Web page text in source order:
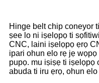
Hinge belt chip coneyor
ṣee lo ni iṣelọpọ ti
CNC, laini iṣelọpọ ẹrọ
ipari ohun elo rẹ jẹ
pupọ. mu iṣiṣẹ ti iṣelọpọ
abuda ti iru ẹrọ, ohun